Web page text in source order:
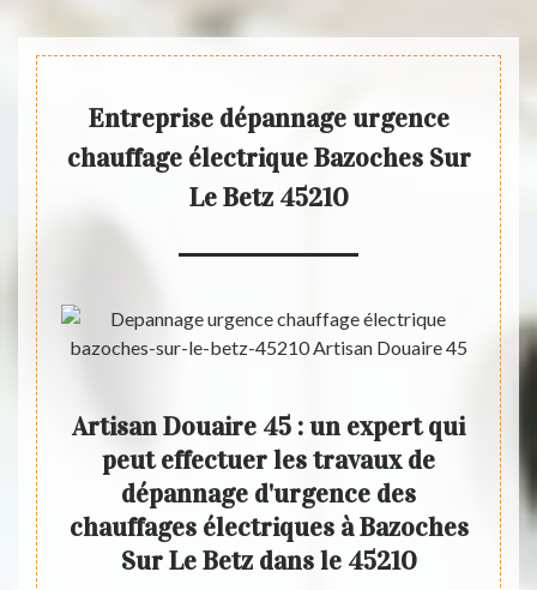
Entreprise dépannage urgence
chauffage électrique Bazoches Sur
Le Betz 45210
Artisan Douaire 45 : un expert qui
peut effectuer les travaux de
dépannage d'urgence des
chauffages électriques à Bazoches
Sur Le Betz dans le 45210
Les